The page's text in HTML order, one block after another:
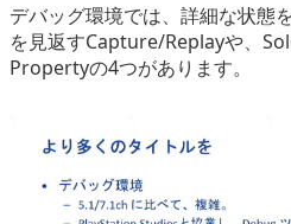
デバッグ環境では、詳細な状態
を見返すCapture/Replayや、
Propertyの4つがあります。